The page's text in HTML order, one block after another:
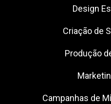
Design
Criação de
Produção
Campanhas de